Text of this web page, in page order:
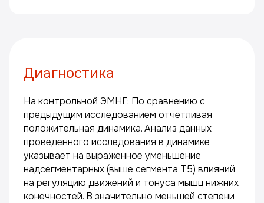
Диагностика
На контрольной ЭМНГ: По сравнению с
предыдущим исследованием отчетливая
положительная динамика. Анализ данных
проведенного исследования в динамике
указывает на выраженное уменьшение
надсегментарных (выше сегмента Т5) влияний
на регуляцию движений и тонуса мышц нижних
конечностей. В значительно меньшей степени